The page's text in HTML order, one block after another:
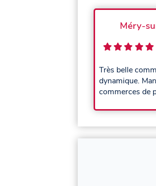
Méry-
Très belle
dynamique.
commerces de